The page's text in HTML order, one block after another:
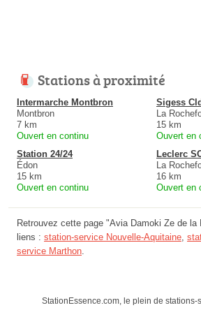
Stations à proximité
Intermarche Montbron
Montbron
7 km
Ouvert en continu
Sigess
La
15 km
Ouvert en
Station 24/24
Édon
15 km
Ouvert en continu
Leclerc
La
16 km
Ouvert en
Retrouvez cette page "Avia Damoki Ze de la
liens : station-service Nouvelle-Aquitaine
service Marthon
StationEssence.com, le plein de stations-